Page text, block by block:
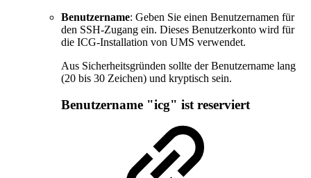
Benutzername: Geben Sie einen Benutzernamen für
den SSH-Zugang ein. Dieses Benutzerkonto wird für
die ICG-Installation von UMS verwendet.
Aus Sicherheitsgründen sollte der Benutzername lang
(20 bis 30 Zeichen) und kryptisch sein.
Benutzername "icg" ist reserviert